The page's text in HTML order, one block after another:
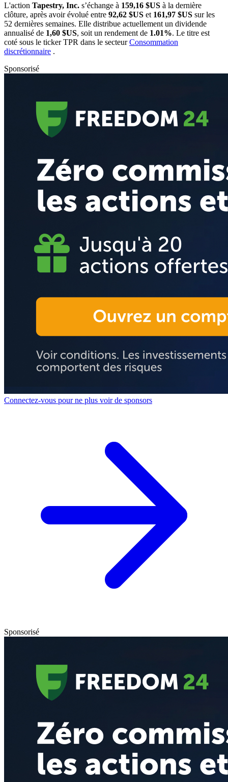
L'action Tapestry, Inc. s’échange à 159,16 $US à la dernière
clôture, après avoir évolué entre 92,62 $US et 161,97 $US sur les
52 dernières semaines. Elle distribue actuellement un dividende
annualisé de 1,60 $US, soit un rendement de 1.01%. Le titre est
coté sous le tickerTPR dans le secteurConsommation
discrétionnaire .
Sponsorisé
Connectez-vous pour ne plus voir de sponsors
Sponsorisé